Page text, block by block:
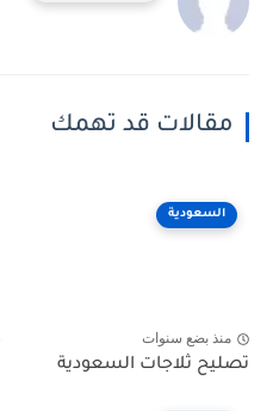
مقالات قد تهمك
السعودية
منذ بضع سنوات
تصليح ثلاجات السعودية